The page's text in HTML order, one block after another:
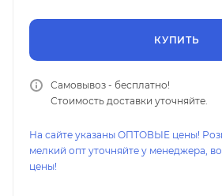
КУПИТЬ
Самовывоз - бесплатно!
Стоимость доставки уточняйте.
На сайте указаны ОПТОВЫЕ цены!
мелкий опт уточняйте у менеджера,
цены!